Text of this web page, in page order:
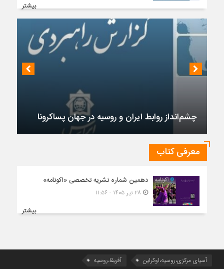
بیشتر
چشم‌انداز روابط ایران و روسیه در جهان پساکرونا
معرفی کتاب
دهمین شماره نشریه تخصصی «اکونامه»
بیشتر
آسیای مرکزی،روسیه،اوکراین
آفریقا،روسیه